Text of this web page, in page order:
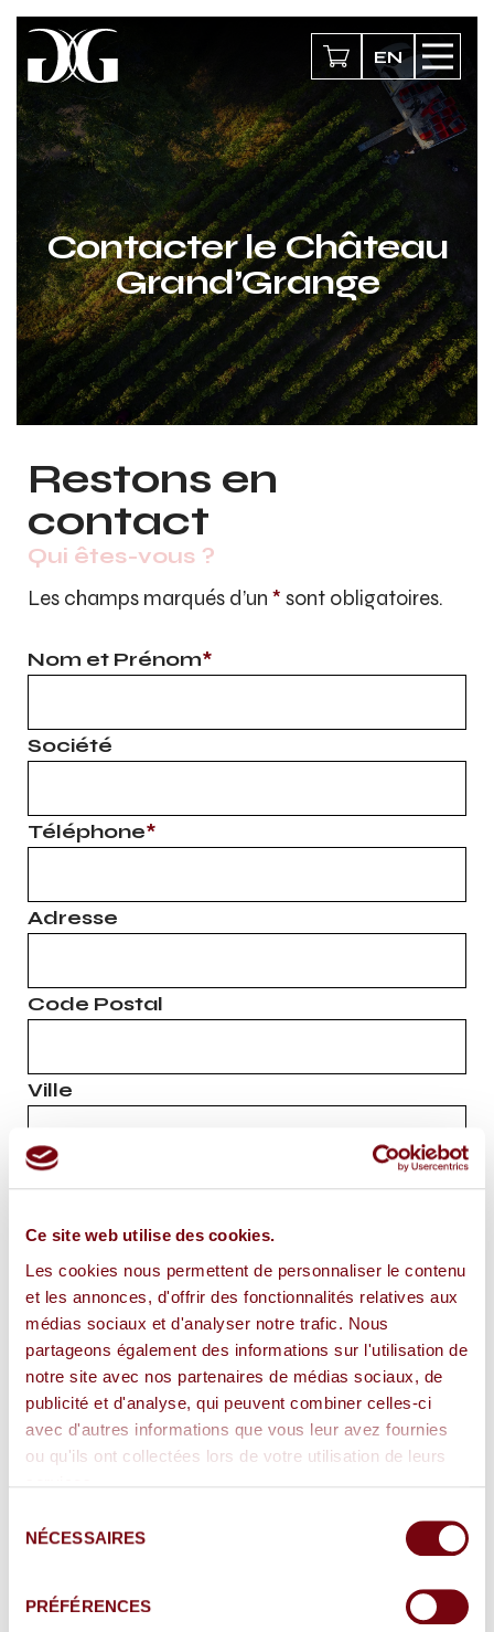
Ce site web utilise des cookies.
Les cookies nous permettent de personnaliser le contenu
et les annonces, d'offrir des fonctionnalités relatives aux
médias sociaux et d'analyser notre trafic. Nous
partageons également des informations sur l'utilisation de
notre site avec nos partenaires de médias sociaux, de
publicité et d'analyse, qui peuvent combiner celles-ci
avec d'autres informations que vous leur avez fournies
ou qu'ils ont collectées lors de votre utilisation de leurs
NÉCESSAIRES
PRÉFÉRENCES
EN
Contacter le Château
Grand’Grange
Restons en
contact
Qui êtes-vous ?
Les champs marqués d’un * sont obligatoires.
Nom et Prénom*
Société
Téléphone*
Adresse
Code Postal
Ville
E-mail
Message*
Je souhaite m'inscrire à la newsletter de
exploitées dans le cadre de la demande
peut en découler.